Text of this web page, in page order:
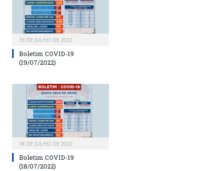
19 DE JULHO DE 2022
Boletim COVID-19
(19/07/2022)
18 DE JULHO DE 2022
Boletim COVID-19
(18/07/2022)